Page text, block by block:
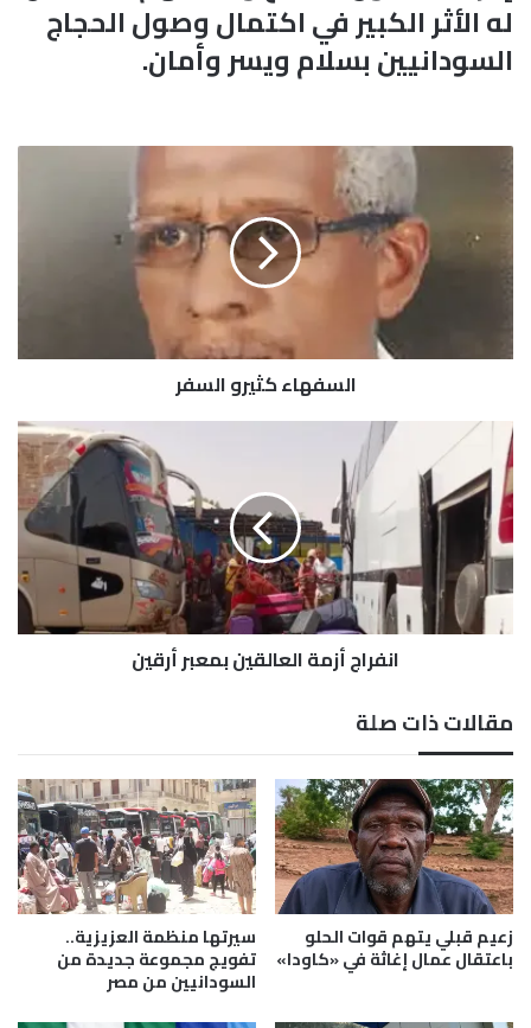
له الأثر الكبير في اكتمال وصول الحجاج
السودانيين بسلام ويسر وأمان.
ل
س
ه
ا
ك
ث
و
ا
ل
س
ف
ر
السفهاء كثيرو السفر
ا
ن
ف
ر
ا
ج
أ
م
ع
ا
ل
ق
ي
ن
ب
م
ع
ب
انفراج أزمة العالقين بمعبر أرقين
مقالات ذات صلة
زعيم قبلي يتهم قوات الحلو
باعتقال عمال إغاثة في «كاودا»
سيرتها منظمة العزيزية..
تفويج مجموعة جديدة من
السودانيين من مصر